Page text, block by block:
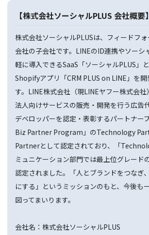
【株式会社ソーシャルPLUS 会社概要】
株式会社ソーシャルPLUSは、フィードフ
会社の子会社です。LINEのID連携やソーシ
軽に導入できるSaaS「ソーシャルPLUS」
Shopifyアプリ「CRM PLUS on LINE」を
す。LINE株式会社（現LINEヤフー株式会
法人向けサービスの販売・開発を行う広告
デベロッパーを認定・表彰するパートナー
Biz Partner Program」のTechnology
Partnerとして認定されており、「
ミュニケーション部門では最上位グレード
認定されました。「人とブランドをつなぎ
にする」というミッションのもと、今後も
図ってまいります。
会社名：株式会社ソーシャルPLUS